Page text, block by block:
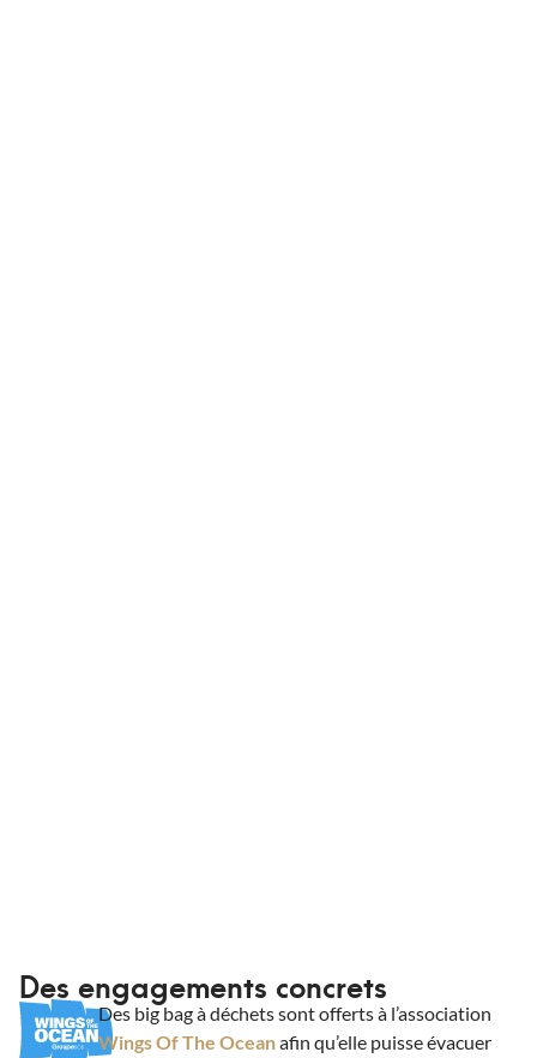
Des engagements concrets
Des big bag à déchets sont offerts à l’association
Wings Of The Oceanafin qu’elle puisse évacuer